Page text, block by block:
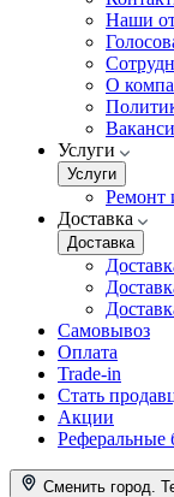
Наши
О
Услуги
Услуги
Ремонт
Доставка
Доставка
Самовывоз
Оплата
Trade-in
Стать
Акции
Реферальные
Сменить город.